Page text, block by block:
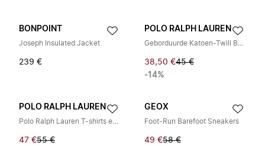
BONPOINT
Joseph Insulated Jacket
239 €
POLO RALPH LAUREN
Geborduurde Katoen-Twill Baseballpet
38,50 €45 €
-14%
POLO RALPH LAUREN
Polo Ralph Lauren T-shirts en Poloshirts
47 €55 €
GEOX
Foot-Run Barefoot Sneakers
49 €58 €